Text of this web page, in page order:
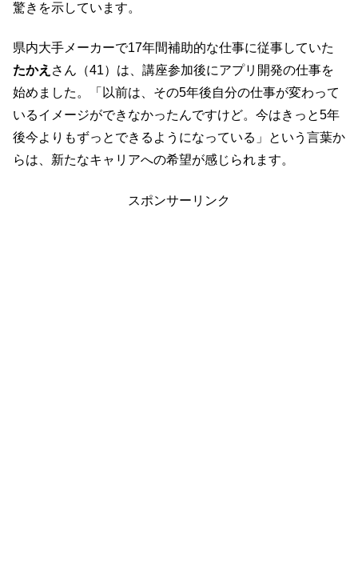
驚きを示しています。
県内大手メーカーで17年間補助的な仕事に従事していた
たかえ さん（41）は、講座参加後にアプリ開発の仕事を
始めました。「以前は、その5年後自分の仕事が変わって
いるイメージができなかったんですけど。今はきっと5年
後今よりもずっとできるようになっている」という言葉か
らは、新たなキャリアへの希望が感じられます。
スポンサーリンク